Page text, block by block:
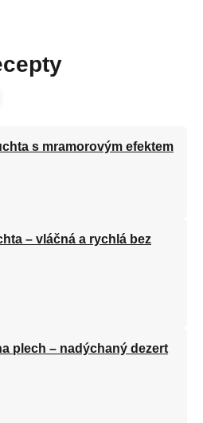
s mramorovým efektem
– vláčná a rychlá bez
plech – nadýchaný dezert